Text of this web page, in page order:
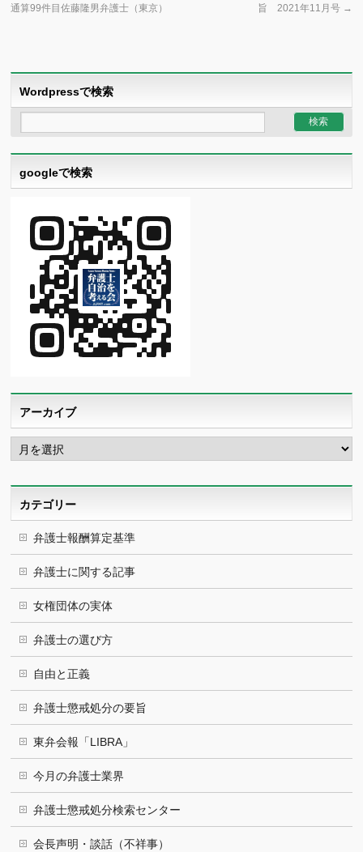
通算99件目佐藤隆男弁護士（東京）
旨 2021年11月号 →
Wordpressで検索
googleで検索
アーカイブ
ア
ー
カ
カテゴリー
弁護士報酬算定基準
弁護士に関する記事
女権団体の実体
弁護士の選び方
自由と正義
弁護士懲戒処分の要旨
東弁会報「LIBRA」
今月の弁護士業界
弁護士懲戒処分検索センター
会長声明・談話（不祥事）